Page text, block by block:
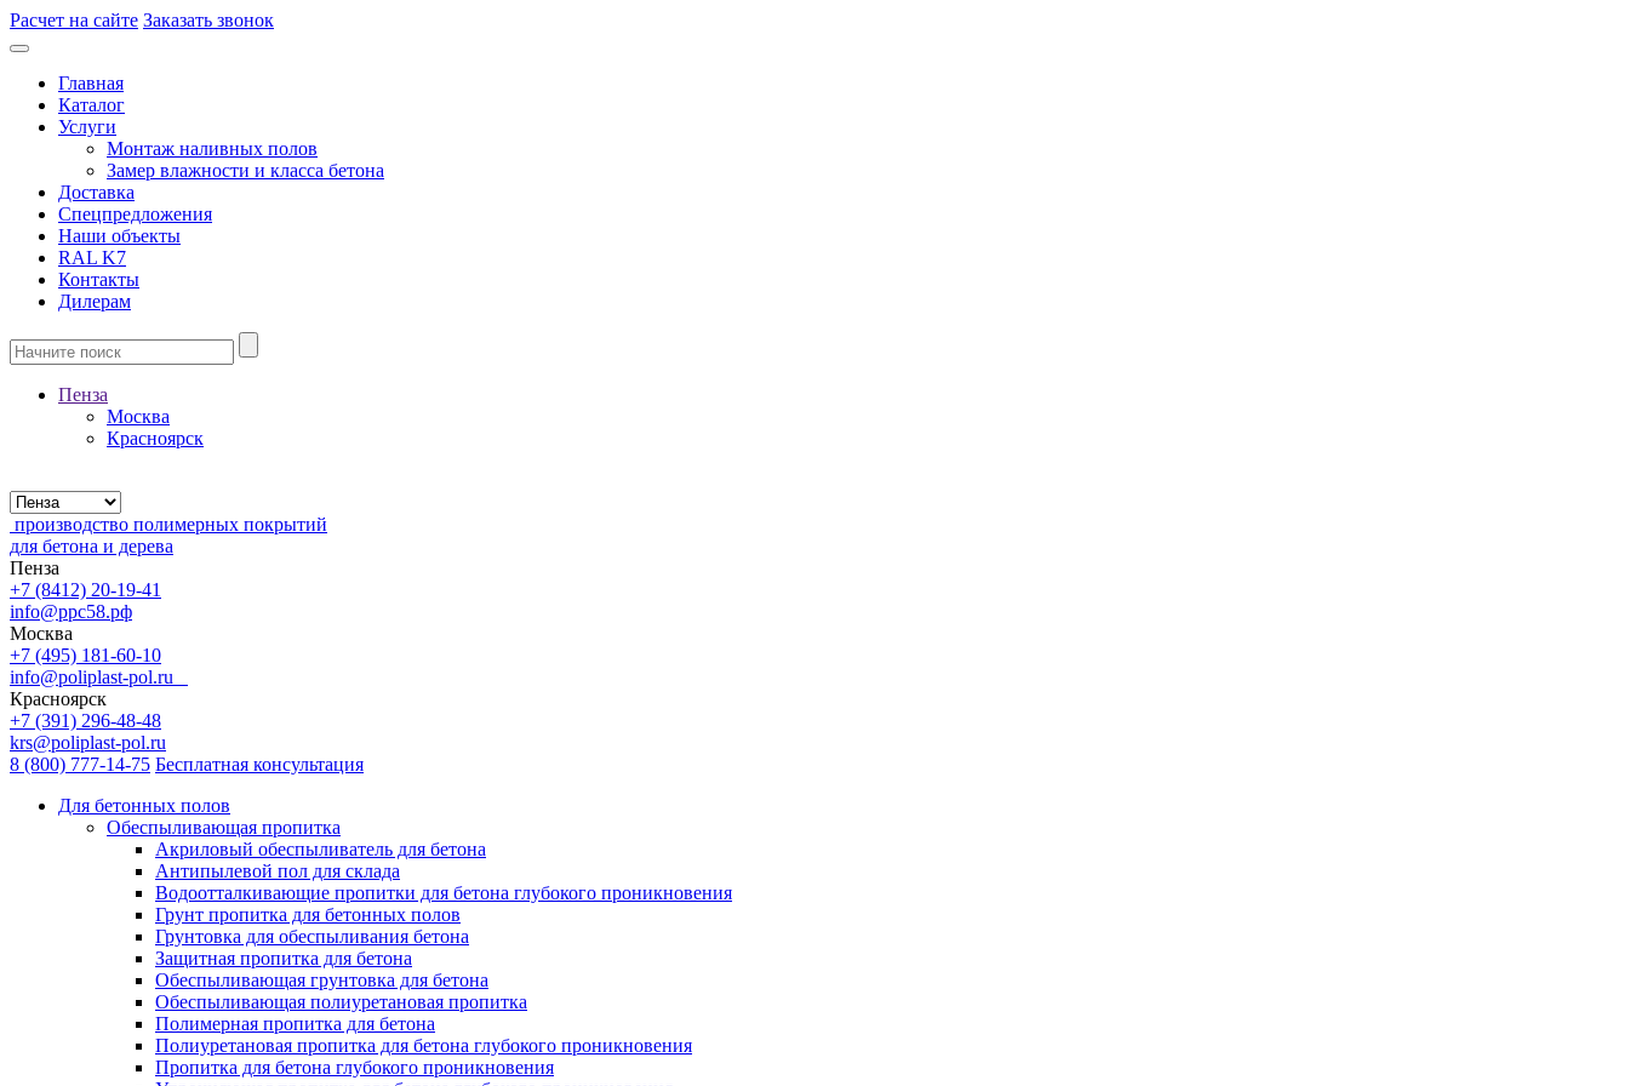
Расчет на сайте Заказать звонок
Главная
Каталог
Услуги
Монтаж наливных полов
Замер влажности и класса бетона
Доставка
Спецпредложения
Наши объекты
RAL K7
Контакты
Дилерам
Пенза
Москва
Красноярск
производство полимерных покрытий
для бетона и дерева
Пенза
+7 (8412) 20-19-41
info@ррс58.рф
Москва
+7 (495) 181-60-10
info@poliplast-pol.ru
Красноярск
+7 (391) 296-48-48
krs@poliplast-pol.ru
8 (800) 777-14-75 Бесплатная консультация
Для бетонных полов
Обеспыливающая пропитка
Акриловый обеспыливатель для бетона
Антипылевой пол для склада
Водоотталкивающие пропитки для бетона глубокого проникновения
Грунт пропитка для бетонных полов
Грунтовка для обеспыливания бетона
Защитная пропитка для бетона
Обеспыливающая грунтовка для бетона
Обеспыливающая полиуретановая пропитка
Полимерная пропитка для бетона
Полиуретановая пропитка для бетона глубокого проникновения
Пропитка для бетона глубокого проникновения